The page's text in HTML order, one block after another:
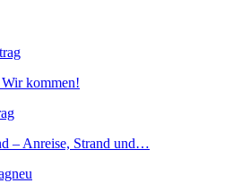
kommen!
– Anreise, Strand und…